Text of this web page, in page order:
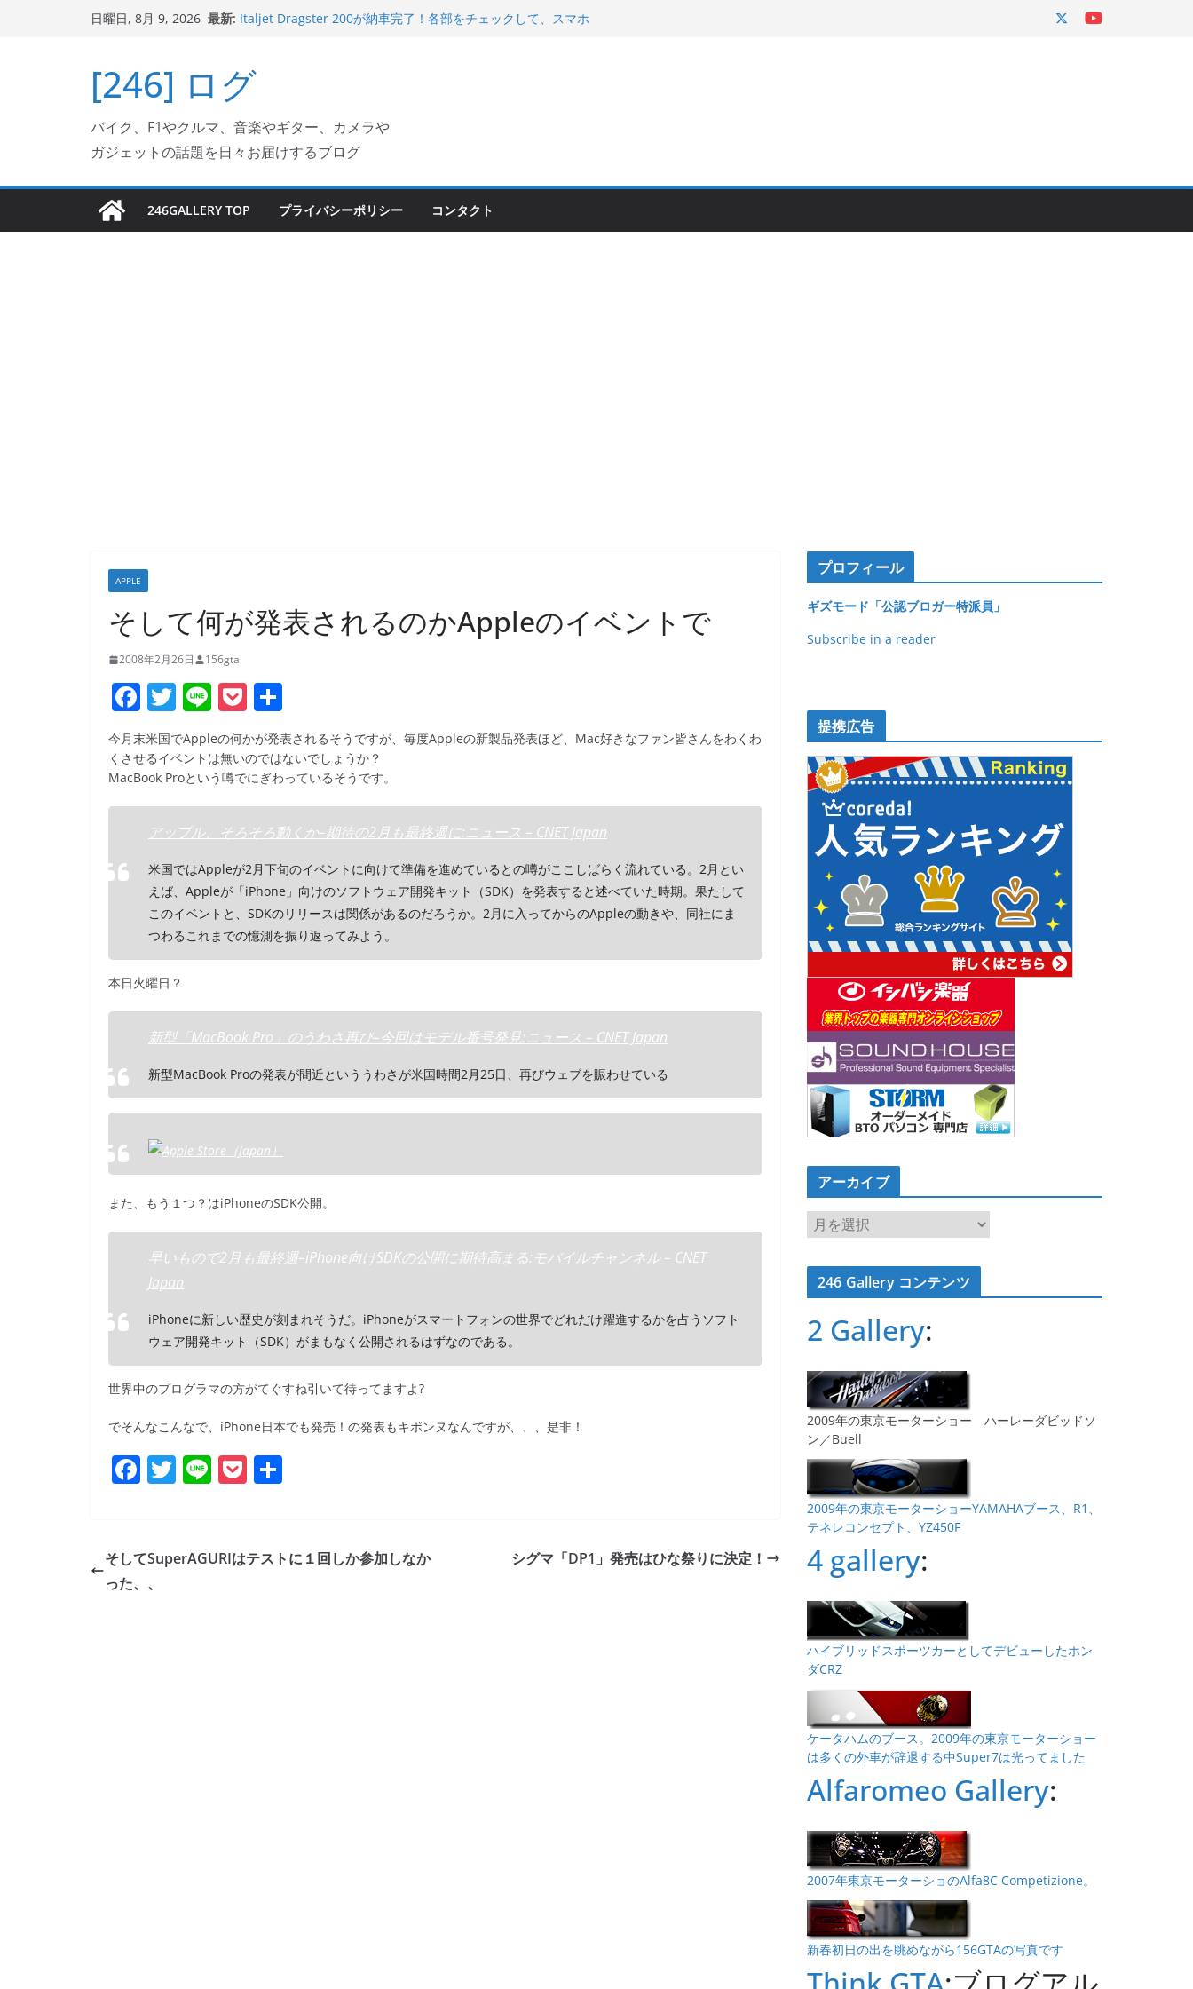
キ
プ
日曜日, 8月 9, 2026 最新: Italjet Dragster 200が納車完了！各部をチェックして、スマホ
Ken Block 逝去
岩手県奥州市へのふるさと納税で KGR HARMONY 南部鉄器エ
Italjet Dragster 200のフロントISSサスの動きが判ったらコーナ
リングが楽しくなった
[246] ログ
バイク、F1やクルマ、音楽やギター、カメラや
ガジェットの話題を日々お届けするブログ
246GALLERY TOP プライバシーポリシー コンタクト
APPLE
そして何が発表されるのかAppleのイベントで
2008年2月26日 156gta
F
a
c
e
b
o
o
k
T
w
itt
er
Li
n
e
P
o
ck
et
有
今月末米国でAppleの何かが発表されるそうですが、毎度Appleの新製品発表ほど、Mac好きなファン皆さんをわくわ
くさせるイベントは無いのではないでしょうか？
MacBook Proという噂でにぎわっているそうです。
アップル、そろそろ動くか–期待の2月も最終週に:ニュース – CNET Japan
米国ではAppleが2月下旬のイベントに向けて準備を進めているとの噂がここしばらく流れている。2月とい
えば、Appleが「iPhone」向けのソフトウェア開発キット（SDK）を発表すると述べていた時期。果たして
このイベントと、SDKのリリースは関係があるのだろうか。2月に入ってからのAppleの動きや、同社にま
つわるこれまでの憶測を振り返ってみよう。
本日火曜日？
新型「MacBook Pro」のうわさ再び–今回はモデル番号発見:ニュース – CNET Japan
新型MacBook Proの発表が間近といううわさが米国時間2月25日、再びウェブを賑わせている
また、もう１つ？はiPhoneのSDK公開。
早いもので2月も最終週–iPhone向けSDKの公開に期待高まる:モバイルチャンネル – CNET
Japan
iPhoneに新しい歴史が刻まれそうだ。iPhoneがスマートフォンの世界でどれだけ躍進するかを占うソフト
ウェア開発キット（SDK）がまもなく公開されるはずなのである。
世界中のプログラマの方がてぐすね引いて待ってますよ?
でそんなこんなで、iPhone日本でも発売！の発表もキボンヌなんですが、、、是非！
F
e
b
T
er
Li P
et
そしてSuperAGURIはテストに１回しか参加しなか
った、、
シグマ「DP1」発売はひな祭りに決定！
プロフィール
ギズモード「公認ブロガー特派員」
Subscribe in a reader
提携広告
アーカイブ
ア
ー
カ
イ246 Gallery コンテンツ
2 Gallery:
2009年の東京モーターショー ハーレーダビッドソ
ン／Buell
2009年の東京モーターショーYAMAHAブース、R1、
テネレコンセプト、YZ450F
4 gallery:
ハイブリッドスポーツカーとしてデビューしたホン
ダCRZ
ケータハムのブース。2009年の東京モーターショー
は多くの外車が辞退する中Super7は光ってました
Alfaromeo Gallery:
2007年東京モーターショのAlfa8C Competizione。
新春初日の出を眺めながら156GTAの写真です